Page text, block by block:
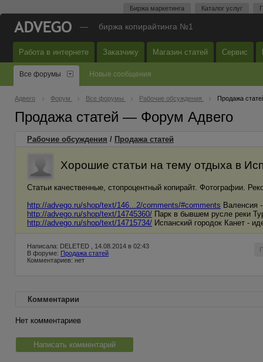
Биржа маркетинга Каталог услуг
— биржа копирайтинга №1
Работа в интернете Заказчику Магазин статей Сервис
Все форумы Новые сообщения
Адвего Форум Все форумы Рабочие обсуждения Продажа
Продажа статей — Форум Адвего
Рабочие обсуждения / Продажа статей
Хорошие статьи на тему отдыха в
Статьи качественные, стопроцентный копирайт. Фотографии.
http://advego.ru/shop/text/146...2/comments/#comments Валенсия
http://advego.ru/shop/text/14745360/ Парк в бывшем русле реки
http://advego.ru/shop/text/14715734/ Испанский городок Канет -
Написала: DELETED , 14.08.2014 в 02:43
В форуме: Продажа статей
Комментариев: нет
Комментарии
Нет комментариев
Написать комментарий